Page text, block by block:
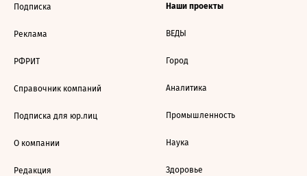
Подписка
Реклама
РФРИТ
Справочник компаний
Подписка для юр.лиц
О компании
Редакция
Наши проекты
ВЕДЫ
Город
Аналитика
Промышленность
Наука
Здоровье